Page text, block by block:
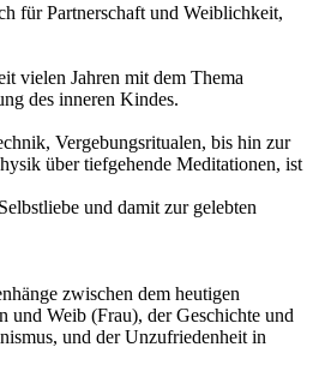
für Partnerschaft und Weiblichkeit,
vielen Jahren mit dem Thema
des inneren Kindes.
Vergebungsritualen, bis hin zur
über tiefgehende Meditationen, ist
und damit zur gelebten
zwischen dem heutigen
und Weib (Frau), der Geschichte und
und der Unzufriedenheit in